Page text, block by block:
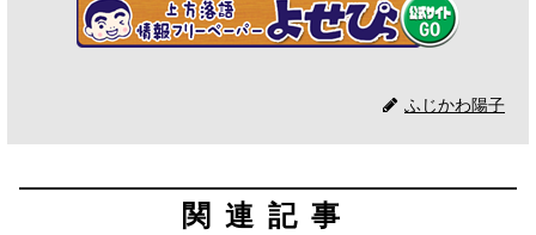
ふじかわ陽子
関連記事